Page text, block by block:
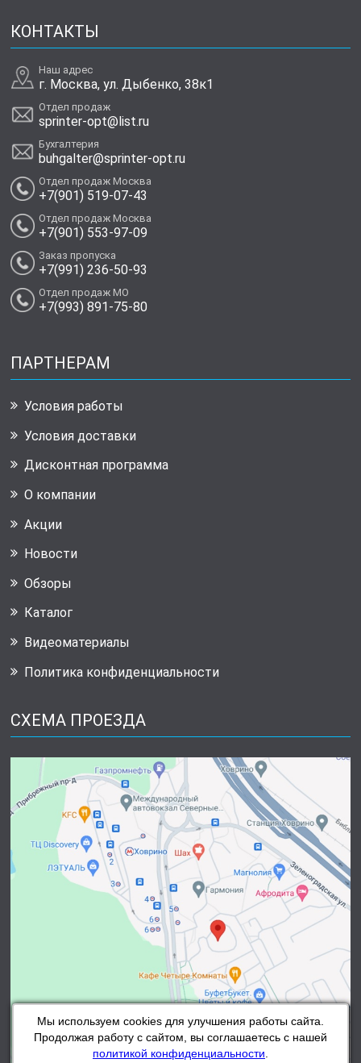
Мы используем cookies для улучшения работы сайта.
Продолжая работу с сайтом, вы соглашаетесь с нашей
политикой конфиденциальности
КОНТАКТЫ
Наш адрес
г. Москва, ул. Дыбенко, 38к1
Отдел продаж
sprinter-opt@list.ru
Бухгалтерия
buhgalter@sprinter-opt.ru
Отдел продаж Москва
+7(901) 519-07-43
Отдел продаж Москва
+7(901) 553-97-09
Заказ пропуска
+7(991) 236-50-93
Отдел продаж МО
+7(993) 891-75-80
ПАРТНЕРАМ
Условия работы
Условия доставки
Дисконтная программа
О компании
Акции
Новости
Обзоры
Каталог
Видеоматериалы
Политика конфиденциальности
СХЕМА ПРОЕЗДА